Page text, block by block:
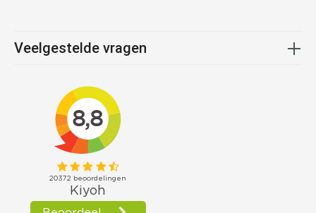
Veelgestelde vragen